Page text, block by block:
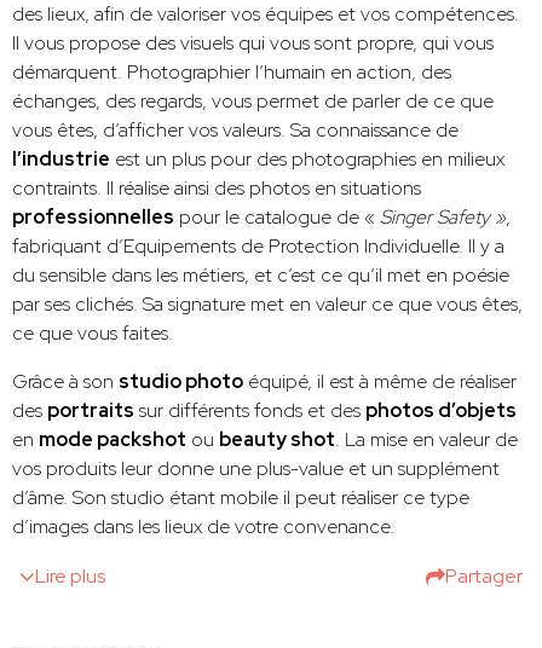
des lieux, afin de valoriser vos équipes et vos compétences.
Il vous propose des visuels qui vous sont propre, qui vous
démarquent. Photographier l’humain en action, des
échanges, des regards, vous permet de parler de ce que
vous êtes, d’afficher vos valeurs. Sa connaissance de
l’industrie est un plus pour des photographies en milieux
contraints. Il réalise ainsi des photos en situations
professionnelles pour le catalogue de « Singer Safety »,
fabriquant d’Equipements de Protection Individuelle. Il y a
du sensible dans les métiers, et c’est ce qu’il met en poésie
par ses clichés. Sa signature met en valeur ce que vous êtes,
ce que vous faites.
Grâce à son studio photo équipé, il est à même de réaliser
des portraits sur différents fonds et des photos d’objets
en mode packshot ou beauty shot. La mise en valeur de
vos produits leur donne une plus-value et un supplément
d’âme. Son studio étant mobile il peut réaliser ce type
d’images dans les lieux de votre convenance.
Lire plus
Partager